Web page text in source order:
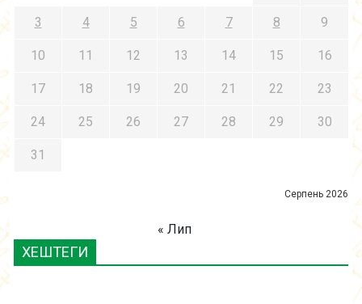
Серпень 2026
3 4 5 6 7 8 9
10 11 12 13 14 15 16
17 18 19 20 21 22 23
24 25 26 27 28 29 30
31
« Лип
ХЕШТЕГИ